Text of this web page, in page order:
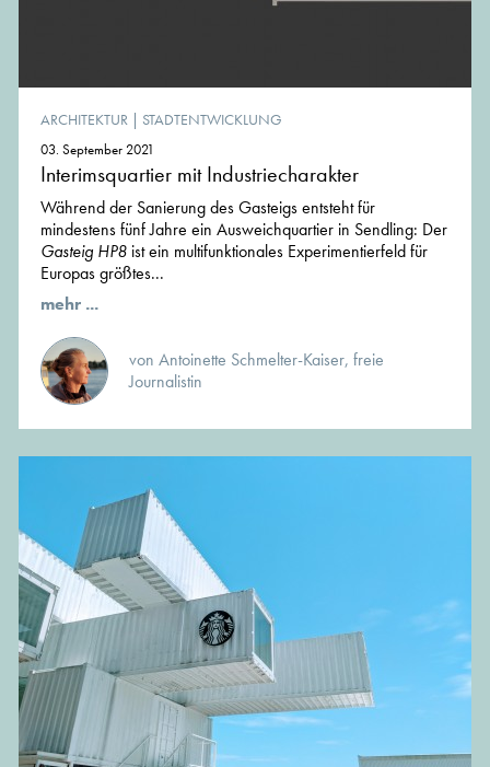
ARCHITEKTUR | STADTENTWICKLUNG
03. September 2021
Interimsquartier mit Industriecharakter
Während der Sanierung des Gasteigs entsteht für
mindestens fünf Jahre ein Ausweichquartier in Sendling: Der
Gasteig HP8 ist ein multifunktionales Experimentierfeld für
Europas größtes...
mehr ...
von Antoinette Schmelter-Kaiser, freie
Journalistin